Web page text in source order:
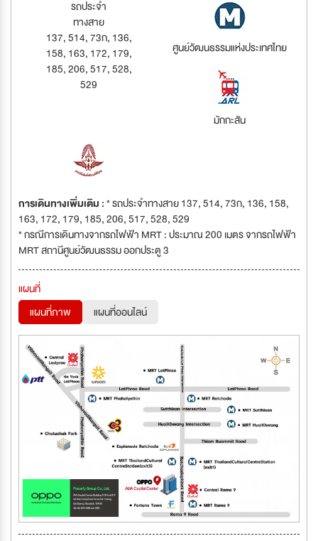
รถประจำ
ทางสาย
137, 514, 73ก, 136,
158, 163, 172, 179,
185, 206, 517, 528,
529
ศูนย์วัฒนธรรมแห่งประเทศไทย
มักกะสัน
การเดินทางเพิ่มเติม :* รถประจำทางสาย 137, 514, 73ก, 136, 158,
163, 172, 179, 185, 206, 517, 528, 529
* กรณีการเดินทางจากรถไฟฟ้า MRT : ประมาณ 200 เมตร จากรถไฟฟ้า
MRT สถานีศูนย์วัฒนธรรม ออกประตู 3
แผนที่
แผนที่ภาพ
แผนที่ออนไลน์